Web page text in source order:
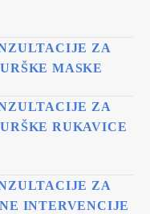
ZA
MASKE
ZA
RUKAVICE
ZA
INTERVENCIJE